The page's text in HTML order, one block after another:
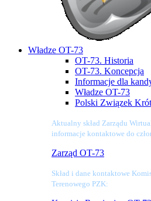
Władze OT-73
OT-73. Historia
OT-73. Koncepcja
Informacje dla
Władze OT-73
Polski Związek
Aktualny skład Zarządu
informacje kontaktowe do
Zarząd OT-73
Skład i dane kontaktowe
Terenowego PZK: